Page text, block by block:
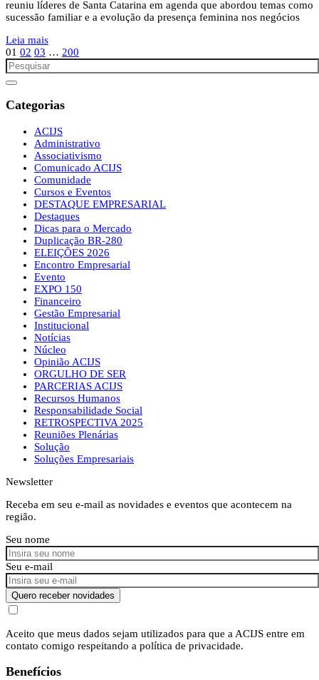
reuniu líderes de Santa Catarina em agenda que abordou temas como
sucessão familiar e a evolução da presença feminina nos negócios
Leia mais
01 02 03 … 200
Categorias
ACIJS
Administrativo
Associativismo
Comunicado ACIJS
Comunidade
Cursos e Eventos
DESTAQUE EMPRESARIAL
Destaques
Dicas para o Mercado
Duplicação BR-280
ELEIÇÕES 2026
Encontro Empresarial
Evento
EXPO 150
Financeiro
Gestão Empresarial
Institucional
Notícias
Núcleo
Opinião ACIJS
ORGULHO DE SER
PARCERIAS ACIJS
Recursos Humanos
Responsabilidade Social
RETROSPECTIVA 2025
Reuniões Plenárias
Solução
Soluções Empresariais
Newsletter
Receba em seu e-mail as novidades e eventos que acontecem na
região.
Seu nome
Seu e-mail
Quero receber novidades
Aceito que meus dados sejam utilizados para que a ACIJS entre em
contato comigo respeitando a política de privacidade.
Benefícios